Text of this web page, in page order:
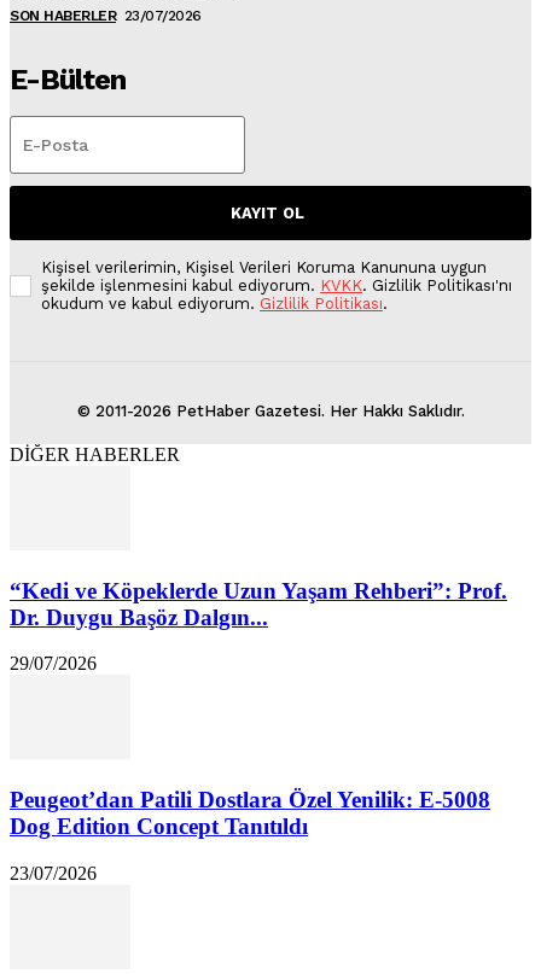
SON HABERLER 23/07/2026
E-Bülten
KAYIT OL
Kişisel verilerimin, Kişisel Verileri Koruma Kanununa uygun
şekilde işlenmesini kabul ediyorum. KVKK. Gizlilik Politikası'nı
okudum ve kabul ediyorum. Gizlilik Politikası.
© 2011-2026 PetHaber Gazetesi. Her Hakkı Saklıdır.
DİĞER HABERLER
“Kedi ve Köpeklerde Uzun Yaşam Rehberi”: Prof.
Dr. Duygu Başöz Dalgın...
29/07/2026
Peugeot’dan Patili Dostlara Özel Yenilik: E-5008
Dog Edition Concept Tanıtıldı
23/07/2026